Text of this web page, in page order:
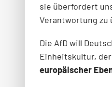
sie überfordert
Verantwortung zu
Die AfD will
Einheitskultur,
europäischer